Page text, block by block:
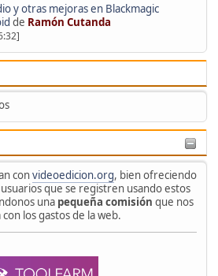
y otras mejoras en Blackmagic
de Ramón Cutanda
convideoedicion.org, bien ofreciendo
que se registren usando estos
una pequeña comisión que nos
los gastos de la web.